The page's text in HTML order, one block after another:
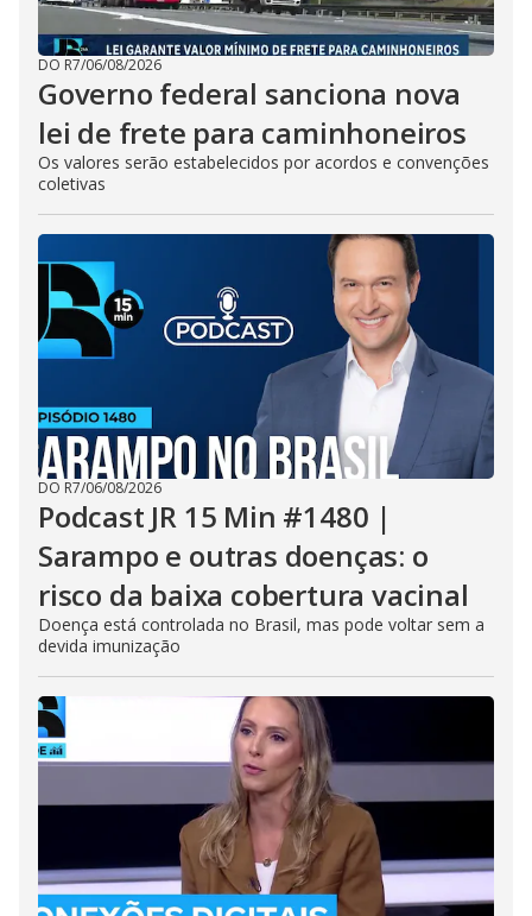
DO R7/06/08/2026
Governo federal sanciona nova
lei de frete para caminhoneiros
Os valores serão estabelecidos por acordos e convenções
coletivas
DO R7/06/08/2026
Podcast JR 15 Min #1480 |
Sarampo e outras doenças: o
risco da baixa cobertura vacinal
Doença está controlada no Brasil, mas pode voltar sem a
devida imunização